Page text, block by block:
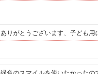
ありがとうございます、子ども用